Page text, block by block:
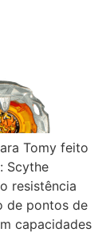
Tomy feito
Scythe
resistência
de pontos de
capacidades